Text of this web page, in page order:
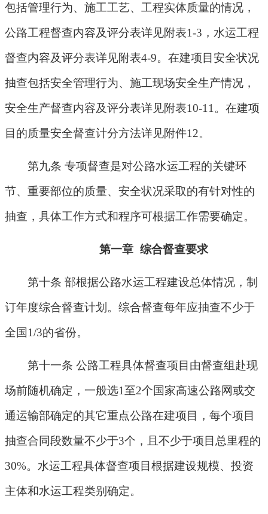
包括管理行为、施工工艺、工程实体质量的情况，
公路工程督查内容及评分表详见附表1-3 ，水运工程
督查内容及评分表详见附表4-9。在建项目安全状况
抽查包括安全管理行为、施工现场安全生产情况，
安全生产督查内容及评分表详见附表10-11 。在建项
目的质量安全督查计分方法详见附件12。
第九条 专项督查是对公路水运工程的关键环
节、重要部位的质量、安全状况采取的有针对性的
抽查，具体工作方式和程序可根据工作需要确定。
第一章 综合督查要求
第十条 部根据公路水运工程建设总体情况，制
订年度综合督查计划。综合督查每年应抽查不少于
全国1/3的省份。
第十一条 公路工程具体督查项目由督查组赴现
场前随机确定，一般选1至2个国家高速公路网或交
通运输部确定的其它重点公路在建项目，每个项目
抽查合同段数量不少于3个，且不少于项目总里程的
30%。水运工程具体督查项目根据建设规模、投资
主体和水运工程类别确定。